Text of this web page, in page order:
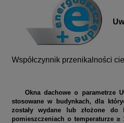
Współczynnik przenikalności
Okna dachowe o parametrze
stosowane w budynkach, dla
zostały wydane lub złożone
pomieszczeniach o temperaturze